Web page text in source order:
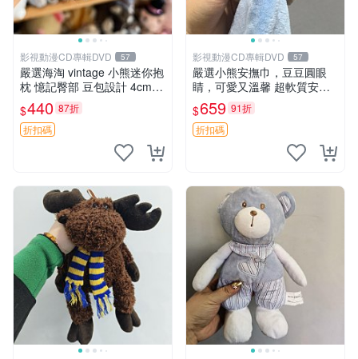
影視動漫CD專輯DVD 57
嚴選海淘 vintage 小熊迷你抱
枕 憶記臀部 豆包設計 4cm
高 推薦收藏 迷你豆包小熊、
高臀部、豆袋抱枕
$440 87折
折扣碼
影視動漫CD專輯DVD 57
嚴選小熊安撫巾，豆豆圓眼
睛，可愛又溫馨 超軟質安撫
巾，豆豆設計，哄睡好幫手
約克豆豆眼安撫巾 數碼豆豆
眼
$659 91折
折扣碼